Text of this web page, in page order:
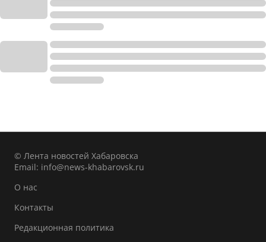
© Лента новостей Хабаровска
Email: info@news-khabarovsk.ru
О нас
Контакты
Редакционная политика